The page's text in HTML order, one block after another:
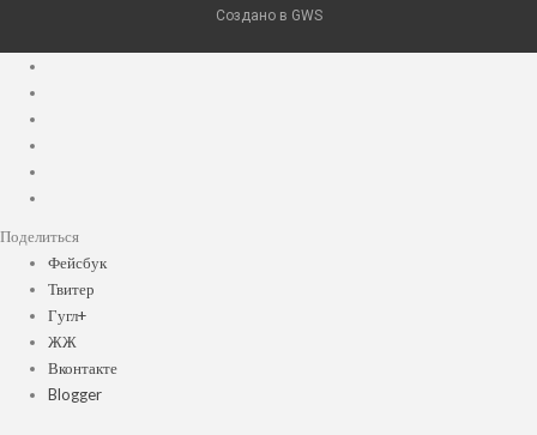
Создано в GWS
Поделиться
Фейсбук
Твитер
Гугл+
ЖЖ
Вконтакте
Blogger